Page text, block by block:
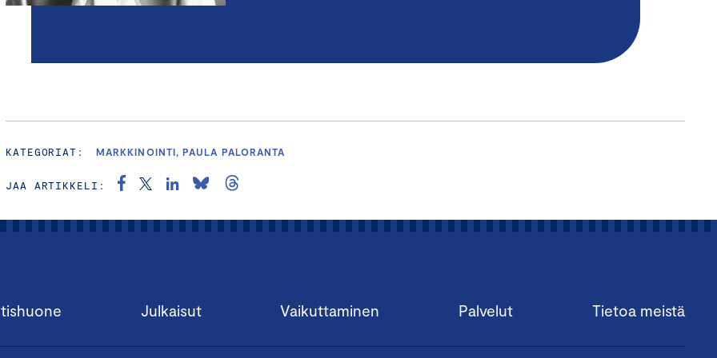
KATEGORIAT: MARKKINOINTI, PAULA PALORANTA
JAA ARTIKKELI:
Julkaisut Vaikuttaminen Palvelut Tietoa meistä